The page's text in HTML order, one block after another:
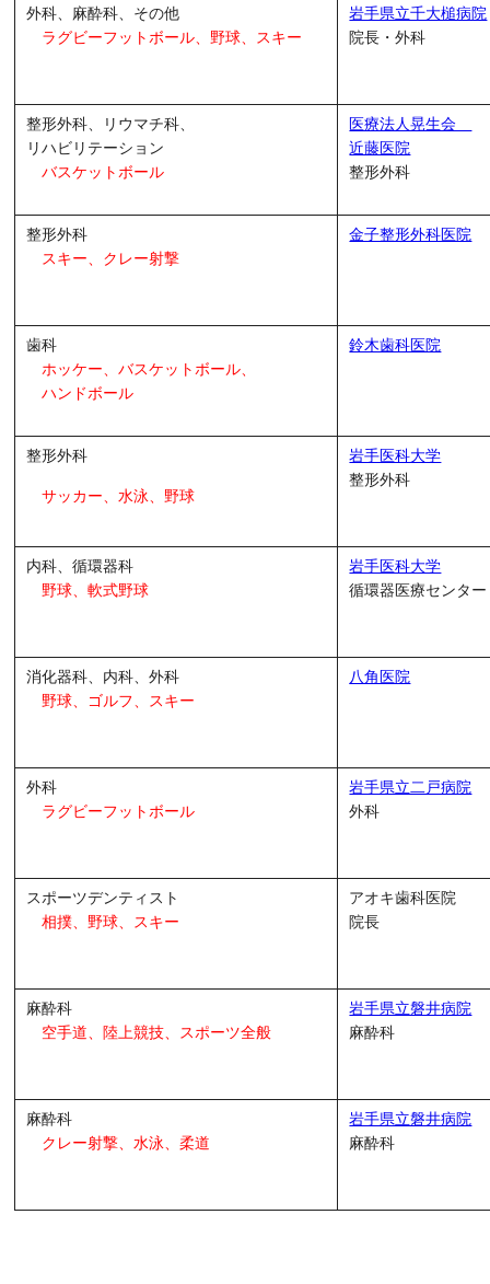
外科、麻酔科、その他
ラグビーフットボール、野球、 スキー
岩手県立千大槌病院
院長・外科
整形外科、リウマチ科、
リハビリテーション
バスケットボール
医療法人晃生会
近藤医院
整形外科
整形外科
スキー、クレー射撃
金子整形外科医院
歯科
ホッケー、バスケットボール、
ハンドボール
鈴木歯科医院
整形外科
サッカー、水泳、野球
岩手医科大学
整形外科
内科、循環器科
野球、軟式野球
岩手医科大学
循環器医療センター
消化器科、内科、外科
野球、ゴルフ、スキー
八角医院
外科
ラグビーフットボール
岩手県立二戸病院
外科
スポーツデンティスト
相撲、野球、スキー
アオキ歯科医院
院長
麻酔科
空手道、陸上競技、 スポーツ全般
岩手県立磐井病院
麻酔科
麻酔科
クレー射撃、水泳、柔道
岩手県立磐井病院
麻酔科